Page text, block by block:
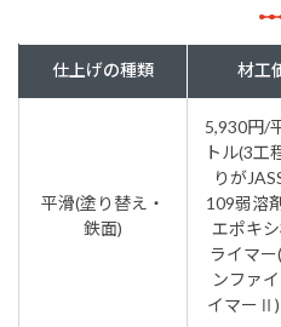
仕上げの種類 材工
平滑(塗り替え・
鉄面)
5,930円/
トル(3工
りが
109弱溶
エポキ
ライマ
ンファ
イマーⅡ)